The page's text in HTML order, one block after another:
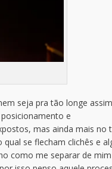
seja pra tão longe
e
mas ainda mais no
se flecham clichês e
como me separar de mim